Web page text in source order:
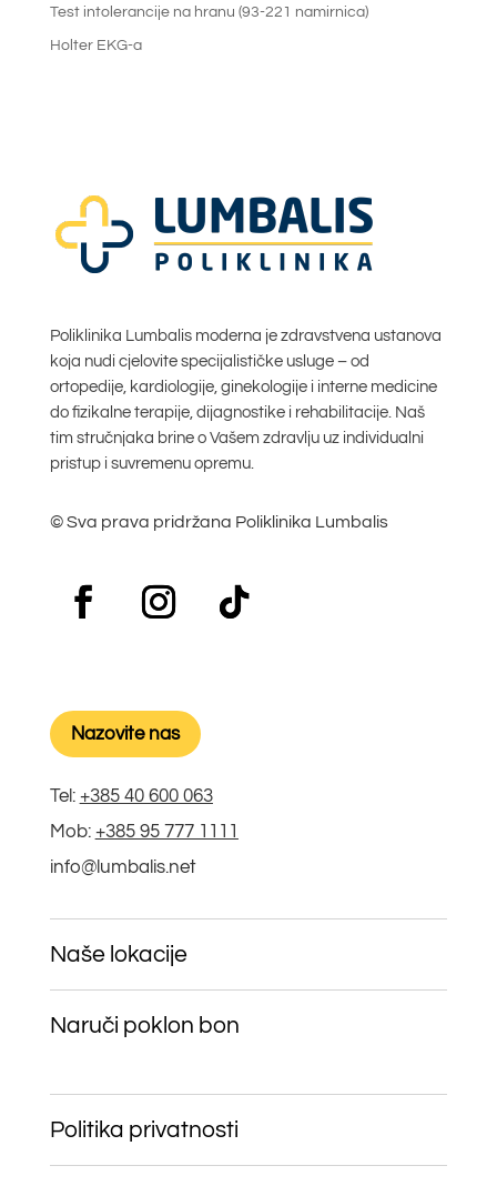
Test intolerancije na hranu (93-221 namirnica)
Holter EKG-a
Poliklinika Lumbalis moderna je zdravstvena ustanova
koja nudi cjelovite specijalističke usluge – od
ortopedije, kardiologije, ginekologije i interne medicine
do fizikalne terapije, dijagnostike i rehabilitacije. Naš
tim stručnjaka brine o Vašem zdravlju uz individualni
pristup i suvremenu opremu.
© Sva prava pridržana Poliklinika Lumbalis
Nazovite nas
Tel: +385 40 600 063
Mob: +385 95 777 1111
info@lumbalis.net
Naše lokacije
Naruči poklon bon
Politika privatnosti